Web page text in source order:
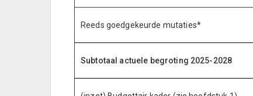
Reeds goedgekeurde mutaties*
Subtotaal actuele begroting 2025-2028